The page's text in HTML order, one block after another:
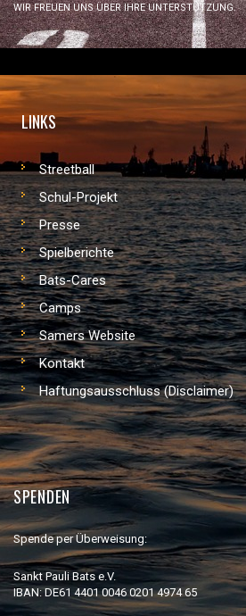
WIR FREUEN UNS ÜBER IHRE UNTERSTÜTZUNG.
LINKS
Streetball
Schul-Projekt
Presse
Spielberichte
Bats-Cares
Camps
Samers Website
Kontakt
Haftungsausschluss (Disclaimer)
SPENDEN
Spende per Überweisung:
Sankt Pauli Bats e.V.
IBAN: DE61 4401 0046 0201 4974 65